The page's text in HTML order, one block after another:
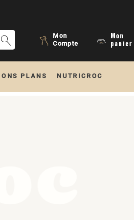
Mon
Compte
Mon
panier
PLANS NUTRICROC